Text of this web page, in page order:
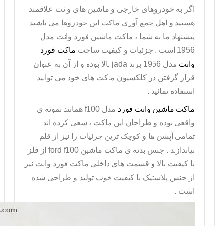
اگر به خودروهای خارجی و ماشین های وانت علاقمند
هستید و اهل جمع آوری ماکت این خودروها می باشید
پیشنهاد ما به شما ، ماکت ماشین فورد وانت مدل
1956 است . جزئیات و کیفیت ساخت
ماکت فورد
وانت مدل 1956 برند jada بالا بوده و از آن به عنوان
قرار گرفتن در کلکسیون ماکت های خود می توانید
استفاده نمائید .
ماکت ماشین وانت فورد مدل f100 همانند نمونه ی
واقعی بوده و طراحان این ماکت ، سعی کرده اند
تمامی آپشن ها و کوچک ترین جزئیات را نیز از قلم
نیاندازند . جنس بدنه ی ماکت ماشین ford f100 از فلز
با کیفیت بالا و قسمت های داخلی ماکت فورد وانت نیز
از جنس پلاستیک با کیفیت خوب تولید و طراحی شده
است .